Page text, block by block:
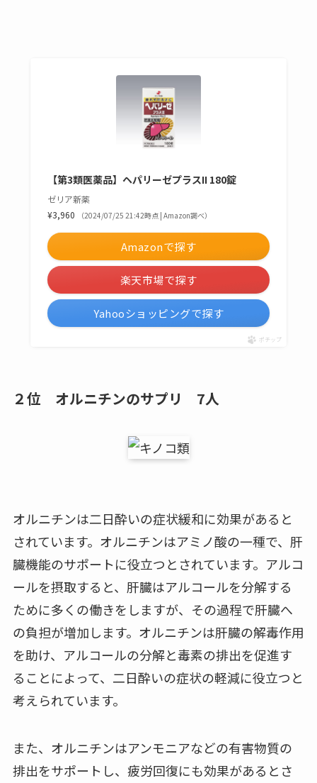
【第3類医薬品】ヘパリーゼプラスII 180錠
ゼリア新薬
¥3,960
（2024/07/25 21:42時点 | Amazon調べ）
Amazonで探す
楽天市場で探す
Yahooショッピングで探す
ポチップ
２位 オルニチンのサプリ 7人
オルニチンは二日酔いの症状緩和に効果があると
されています。オルニチンはアミノ酸の一種で、肝
臓機能のサポートに役立つとされています。アルコ
ールを摂取すると、肝臓はアルコールを分解する
ために多くの働きをしますが、その過程で肝臓へ
の負担が増加します。オルニチンは肝臓の解毒作用
を助け、アルコールの分解と毒素の排出を促進す
ることによって、二日酔いの症状の軽減に役立つと
考えられています。
また、オルニチンはアンモニアなどの有害物質の
排出をサポートし、疲労回復にも効果があるとさ